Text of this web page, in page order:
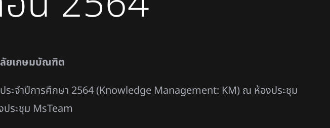
ลัยเกษมบัณฑิต
ะจำปีการศึกษา 2564 (Knowledge Management: KM) ณ ห้องประชุม
ระชุม MsTeam